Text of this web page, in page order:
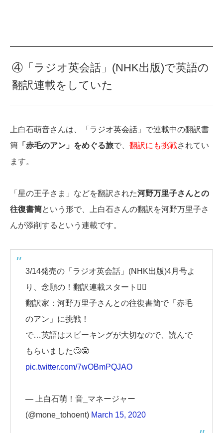
④「ラジオ英会話」(NHK出版)で英語の
翻訳連載をしていた
上白石萌音さんは、「ラジオ英会話」で連載中の翻訳書
簡 「赤毛のアン」をめぐる旅で、 翻訳にも挑戦されてい
ます。
「星の王子さま」などを翻訳された河野万里子さんとの
往復書簡という形で、上白石さんの翻訳を河野万里子さ
んが添削するという連載です。
3/14発売の「ラジオ英会話」(NHK出版)4月号よ
り、念願の！翻訳連載スタート🙆‍♀️
翻訳家：河野万里子さんとの往復書簡で「赤毛
のアン」に挑戦！
で…英語はスピーキングが大切なので、読んで
もらいました🙄🤓
pic.twitter.com/7wOBmPQJAO
— 上白石萌！音_マネージャー
(@mone_tohoent) March 15, 2020